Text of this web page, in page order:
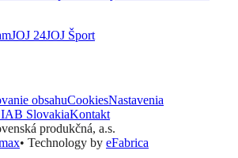
JOJ 24JOJ Šport
obsahuCookiesNastavenia
IAB SlovakiaKontakt
produkčná, a.s.
• Technology by eFabrica